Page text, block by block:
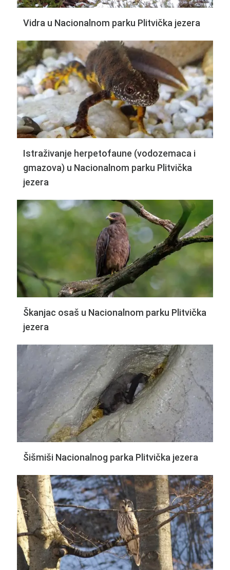
Vidra u Nacionalnom parku Plitvička jezera
Istraživanje herpetofaune (vodozemaca i
gmazova) u Nacionalnom parku Plitvička
jezera
Škanjac osaš u Nacionalnom parku Plitvička
jezera
Šišmiši Nacionalnog parka Plitvička jezera